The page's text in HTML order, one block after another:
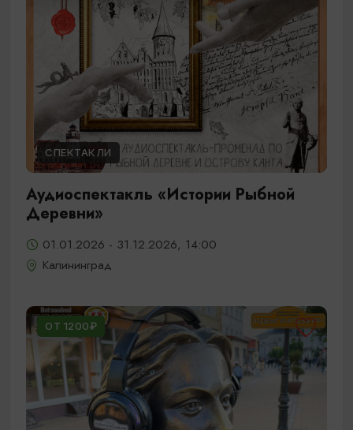
СПЕКТАКЛИ
Аудиоспектакль «Истории Рыбной
Деревни»
01.01.2026 - 31.12.2026, 14:00
Калининград
ОТ 1200₽